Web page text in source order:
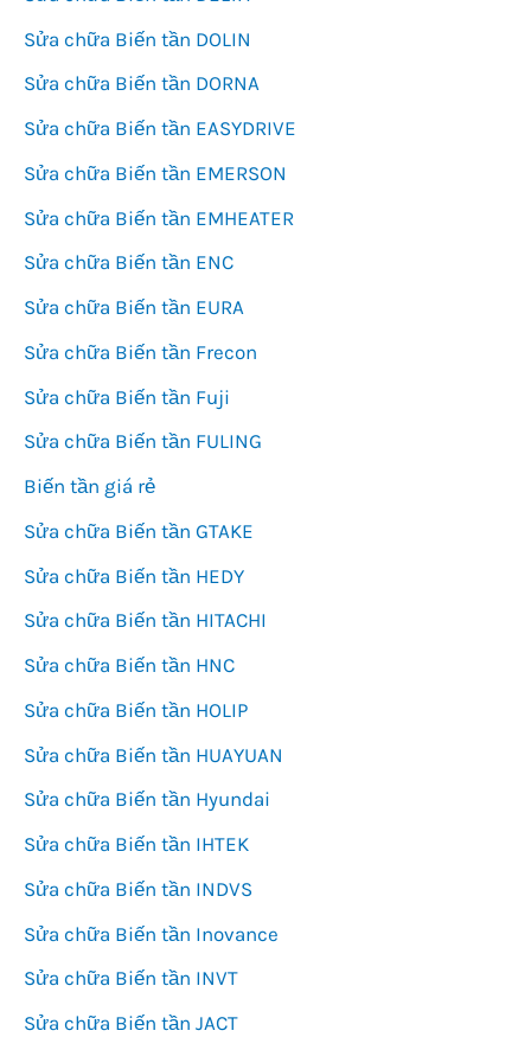
Sửa chữa Biến tần DOLIN
Sửa chữa Biến tần DORNA
Sửa chữa Biến tần EASYDRIVE
Sửa chữa Biến tần EMERSON
Sửa chữa Biến tần EMHEATER
Sửa chữa Biến tần ENC
Sửa chữa Biến tần EURA
Sửa chữa Biến tần Frecon
Sửa chữa Biến tần Fuji
Sửa chữa Biến tần FULING
Biến tần giá rẻ
Sửa chữa Biến tần GTAKE
Sửa chữa Biến tần HEDY
Sửa chữa Biến tần HITACHI
Sửa chữa Biến tần HNC
Sửa chữa Biến tần HOLIP
Sửa chữa Biến tần HUAYUAN
Sửa chữa Biến tần Hyundai
Sửa chữa Biến tần IHTEK
Sửa chữa Biến tần INDVS
Sửa chữa Biến tần Inovance
Sửa chữa Biến tần INVT
Sửa chữa Biến tần JACT